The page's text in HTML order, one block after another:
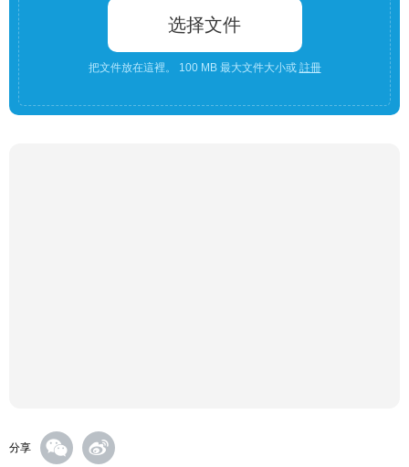
选择文件
把文件放在這裡。 100 MB 最大文件大小或 註冊
分享